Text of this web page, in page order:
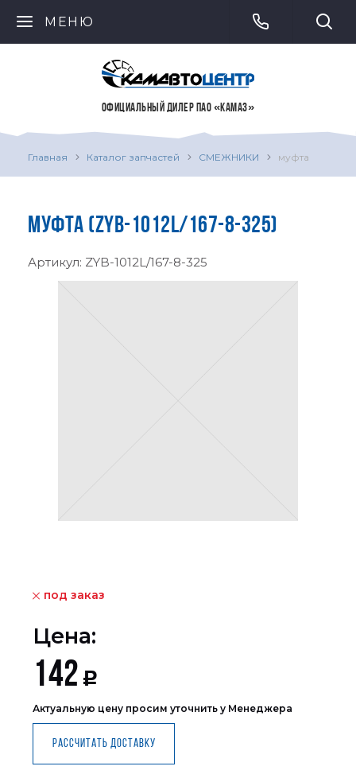
МЕНЮ
ОФИЦИАЛЬНЫЙ ДИЛЕР ПАО «КАМАЗ»
Главная Каталог запчастей СМЕЖНИКИ муфта
МУФТА (ZYB-1012L/167-8-325)
Артикул: ZYB-1012L/167-8-325
под заказ
Цена:
142 Р
Актуальную цену просим уточнить у Менеджера
Рассчитать доставку